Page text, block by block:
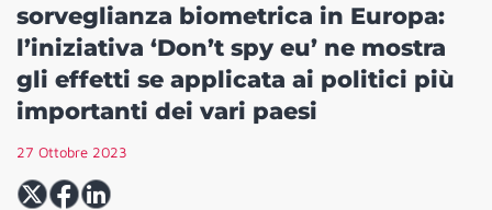
sorveglianza biometrica in Europa:
l’iniziativa ‘Don’t spy eu’ ne mostra
gli effetti se applicata ai politici più
importanti dei vari paesi
27 Ottobre 2023